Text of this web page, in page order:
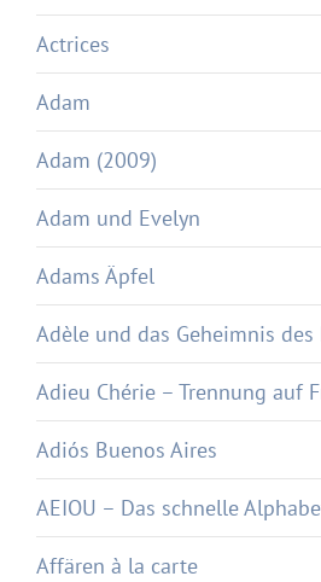
Actrices
Adam
Adam (2009)
Adam und Evelyn
Adams Äpfel
Adèle und das Geheimnis des
Adieu Chérie – Trennung auf
Adiós Buenos Aires
AEIOU – Das schnelle
Affären à la carte